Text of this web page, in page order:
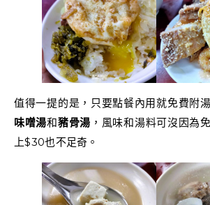
值得一提的是，只要點餐內用就免費附
味噌湯和豬骨湯 ，風味和湯料可沒因為
上$30也不足奇。